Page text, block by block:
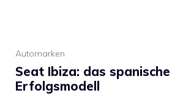
Automarken
Seat Ibiza: das spanische
Erfolgsmodell